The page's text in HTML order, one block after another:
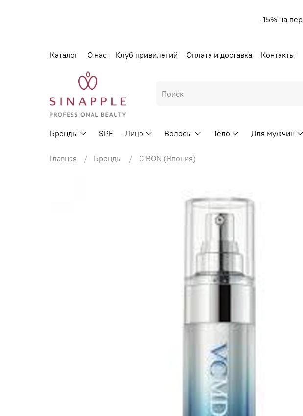
-15% на
Каталог О нас Клуб привилегий Оплата и доставка Контакты
Бренды SPF Лицо Волосы Тело Для мужчин
Главная Бренды C'BON (Япония)